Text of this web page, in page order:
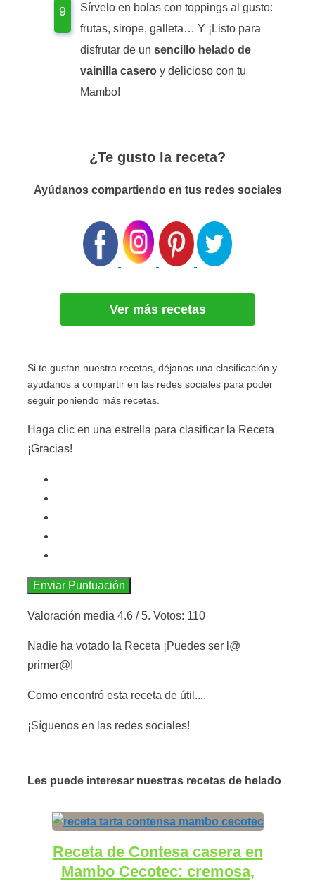
Sírvelo en bolas con toppings al gusto:
frutas, sirope, galleta… Y ¡Listo para
disfrutar de un sencillo helado de
vainilla casero y delicioso con tu
Mambo!
¿Te gusto la receta?
Ayúdanos compartiendo en tus redes sociales
Ver más recetas
Si te gustan nuestra recetas, déjanos una clasificación y
ayudanos a compartir en las redes sociales para poder
seguir poniendo más recetas.
Haga clic en una estrella para clasificar la Receta
¡Gracias!
Enviar Puntuación
Valoración media 4.6 / 5. Votos: 110
Nadie ha votado la Receta ¡Puedes ser l@
primer@!
Como encontró esta receta de útil....
¡Síguenos en las redes sociales!
Les puede interesar nuestras recetas de helado
Receta de Contesa casera en
Mambo Cecotec: cremosa,